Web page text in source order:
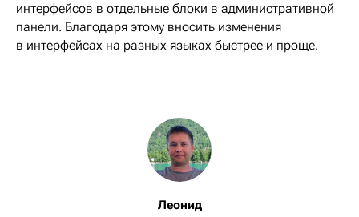
интерфейсов в отдельные блоки в административной
панели. Благодаря этому вносить изменения
в интерфейсах на разных языках быстрее и проще.
Леонид